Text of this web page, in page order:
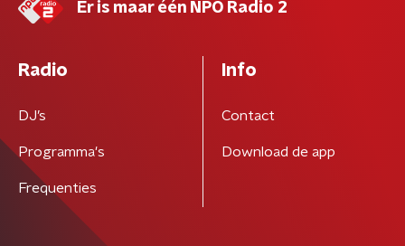
Er is maar één NPO Radio 2
Radio
DJ’s
Programma's
Frequenties
Info
Contact
Download de app